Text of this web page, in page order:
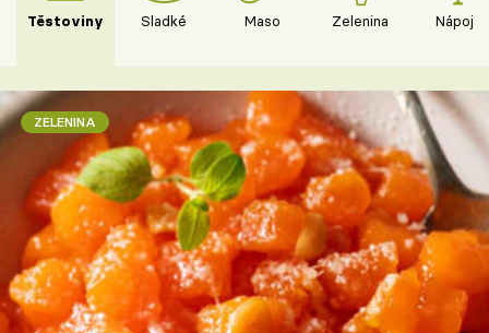
Těstoviny Sladké Maso Zelenina Nápoje
ZELENINA